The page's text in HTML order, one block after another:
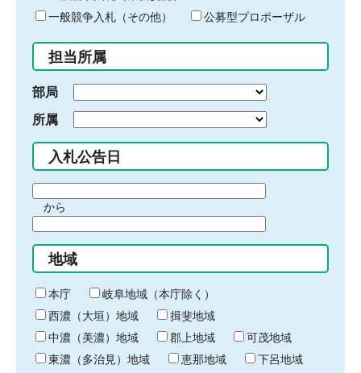
ド
入
力
一般競争入札（その他）
公募型プロポーザル
担当所属
部局
所属
入札公告日
間
始
り
から
間
終
わ
り
地域
本庁
岐阜地域（本庁除く）
西濃（大垣）地域
揖斐地域
中濃（美濃）地域
郡上地域
可茂地域
東濃（多治見）地域
恵那地域
下呂地域